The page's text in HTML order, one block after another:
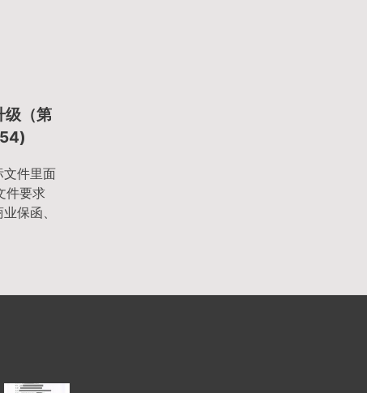
（第
文件里面
件要求
保函、